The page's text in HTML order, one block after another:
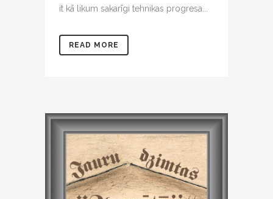
it kā likum sakarīgi tehnikas progresa...
READ MORE